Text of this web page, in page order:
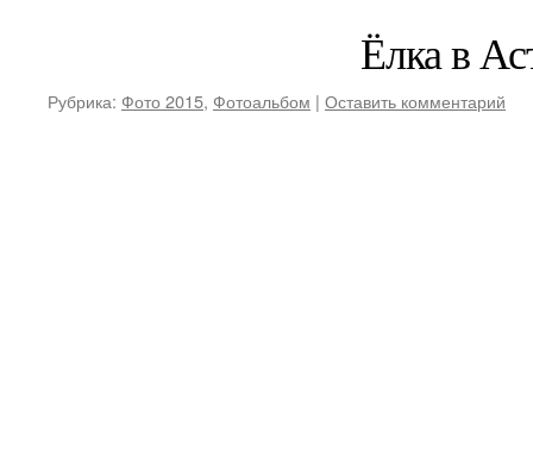
Ёлка в
Рубрика: Фото 2015, Фотоальбом | Оставить комментарий